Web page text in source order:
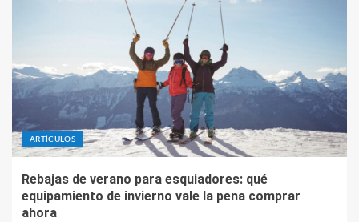
ARTÍCULOS
Rebajas de verano para esquiadores: qué
equipamiento de invierno vale la pena comprar
ahora